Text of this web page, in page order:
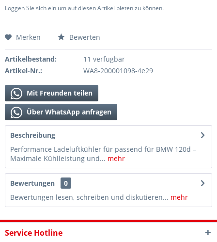
Loggen Sie sich ein um auf diesen Artikel bieten zu können.
Merken Bewerten
Artikelbestand:
11 verfügbar
Artikel-Nr.:
WA8-200001098-4e29
Mit Freunden teilen
Über WhatsApp anfragen
Beschreibung
Performance Ladeluftkühler für passend für BMW 120d –
Maximale Kühlleistung und... mehr
Bewertungen
0
Bewertungen lesen, schreiben und diskutieren... mehr
Service Hotline